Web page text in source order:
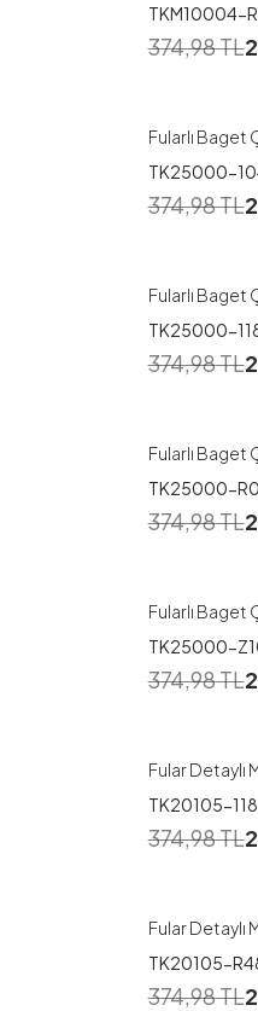
TKM10004-
374,98TL
Fularlı Baget
TK25000-
374,98TL
Fularlı Baget
TK25000-
374,98TL
Fularlı
TK25000-
374,98TL
Fularlı Baget
TK25000-
374,98TL
Fular Detaylı
TK20105-118
374,98TL
Fular Detaylı
TK20105-
374,98TL